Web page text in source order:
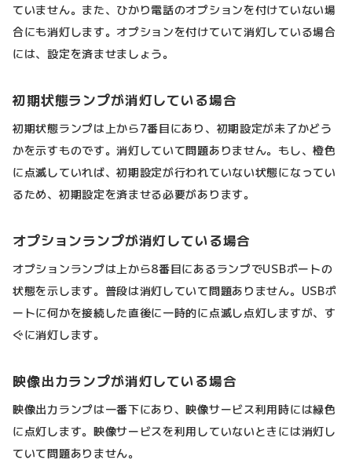
ていません。また、ひかり電話のオプションを付けていない場
合にも消灯します。オプションを付けていて消灯している場合
には、設定を済ませましょう。
初期状態ランプが消灯している場合
初期状態ランプは上から7番目にあり、初期設定が未了かどう
かを示すものです。消灯していて問題ありません。もし、橙色
に点滅していれば、初期設定が行われていない状態になってい
るため、初期設定を済ませる必要があります。
オプションランプが消灯している場合
オプションランプは上から8番目にあるランプでUSBポートの
状態を示します。普段は消灯していて問題ありません。USBポ
ートに何かを接続した直後に一時的に点滅し点灯しますが、す
ぐに消灯します。
映像出力ランプが消灯している場合
映像出力ランプは一番下にあり、映像サービス利用時には緑色
に点灯します。映像サービスを利用していないときには消灯し
ていて問題ありません。